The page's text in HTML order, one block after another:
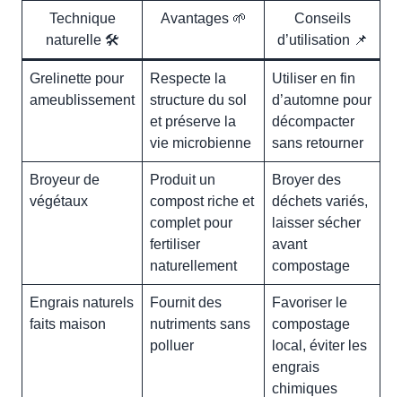
Technique
naturelle 🛠️
Avantages 🌱
Conseils
d’utilisation 📌
Grelinette pour
ameublissement
Respecte la
structure du sol
et préserve la
vie microbienne
Utiliser en fin
d’automne pour
décompacter
sans retourner
Broyeur de
végétaux
Produit un
compost riche et
complet pour
fertiliser
naturellement
Broyer des
déchets variés,
laisser sécher
avant
compostage
Engrais naturels
faits maison
Fournit des
nutriments sans
polluer
Favoriser le
compostage
local, éviter les
engrais
chimiques